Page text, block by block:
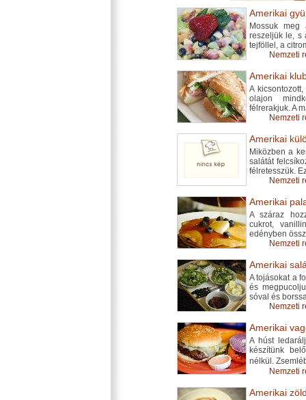
Amerikai
Mossuk
reszeljük le, s
tejföllel, a
Nemzeti
Amerikai
A
olajon
félrerakjuk. A
Nemzeti
Amerikai
Miközben a
salátát
félretesszük.
Nemzeti
Amerikai
A száraz
cukrot,
edényben
Nemzeti
Amerikai
A tojásokat a
és
sóval és
Nemzeti
Amerikai
A húst
készítünk
nélkül.
Nemzeti
Amerikai